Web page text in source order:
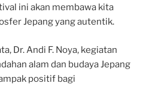
ini akan membawa kita
Jepang yang autentik.
Dr. Andi F. Noya, kegiatan
alam dan budaya Jepang
positif bagi